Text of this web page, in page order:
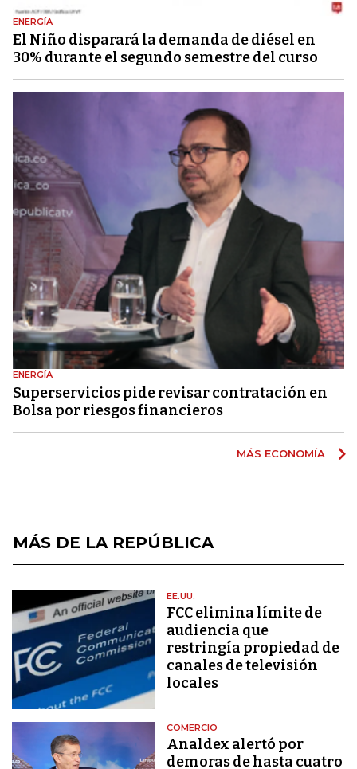
ENERGÍA
El Niño disparará la demanda de diésel en
30% durante el segundo semestre del curso
ENERGÍA
Superservicios pide revisar contratación en
Bolsa por riesgos financieros
MÁS ECONOMÍA
MÁS DE LA REPÚBLICA
EE.UU.
FCC elimina límite de
audiencia que
restringía propiedad de
canales de televisión
locales
COMERCIO
Analdex alertó por
demoras de hasta cuatro